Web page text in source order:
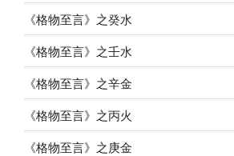
《格物至言》之癸水
《格物至言》之壬水
《格物至言》之辛金
《格物至言》之丙火
《格物至言》之庚金